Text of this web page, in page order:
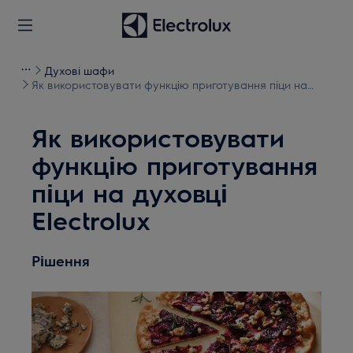
Духові шафи
Як використовувати функцію приготування піци на
Як використовувати
функцію приготування
піци на духовці
Electrolux
Рішення